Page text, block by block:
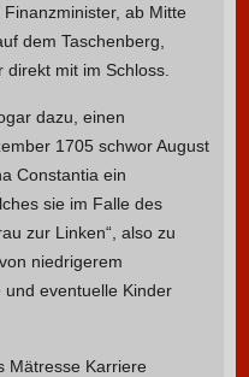
ab Mitte
dem Taschenberg,
mit im Schloss.
dazu, einen
1705 schwor August
Constantia ein
sie im Falle des
zur Linken“, also zu
niedrigerem
eventuelle Kinder
Mätresse Karriere